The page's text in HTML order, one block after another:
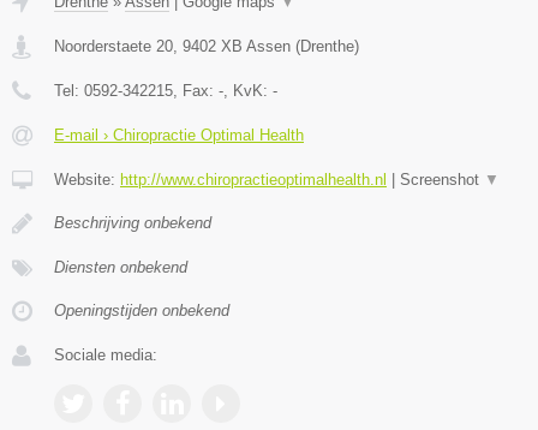
Noorderstaete 20 9402 XB Assen (Drenthe)
Tel: 0592-342215 , Fax: - , KvK: -
E-mail › Chiropractie Optimal Health
Website: http://www.chiropractieoptimalhealth.nl Screenshot ▼
Beschrijving onbekend
Diensten onbekend
Openingstijden onbekend
Sociale media: